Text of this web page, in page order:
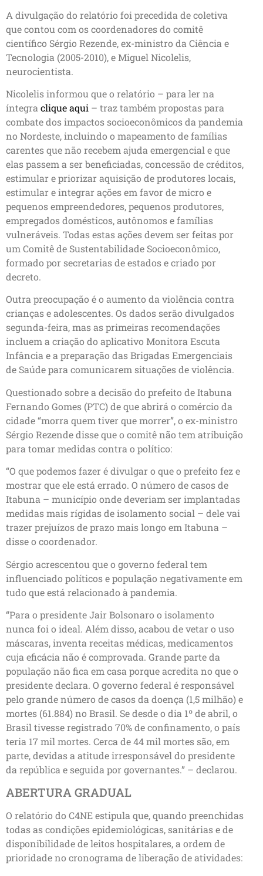
A divulgação do relatório foi precedida de coletiva
que contou com os coordenadores do comitê
científico Sérgio Rezende, ex-ministro da Ciência e
Tecnologia (2005-2010), e Miguel Nicolelis,
neurocientista.
Nicolelis informou que o relatório – para ler na
íntegra clique aqui – traz também propostas para
combate dos impactos socioeconômicos da pandemia
no Nordeste, incluindo o mapeamento de famílias
carentes que não recebem ajuda emergencial e que
elas passem a ser beneficiadas, concessão de créditos,
estimular e priorizar aquisição de produtores locais,
estimular e integrar ações em favor de micro e
pequenos empreendedores, pequenos produtores,
empregados domésticos, autônomos e famílias
vulneráveis. Todas estas ações devem ser feitas por
um Comitê de Sustentabilidade Socioeconômico,
formado por secretarias de estados e criado por
decreto.
Outra preocupação é o aumento da violência contra
crianças e adolescentes. Os dados serão divulgados
segunda-feira, mas as primeiras recomendações
incluem a criação do aplicativo Monitora Escuta
Infância e a preparação das Brigadas Emergenciais
de Saúde para comunicarem situações de violência.
Questionado sobre a decisão do prefeito de Itabuna
Fernando Gomes (PTC) de que abrirá o comércio da
cidade “morra quem tiver que morrer”, o ex-ministro
Sérgio Rezende disse que o comitê não tem atribuição
para tomar medidas contra o político:
“O que podemos fazer é divulgar o que o prefeito fez e
mostrar que ele está errado. O número de casos de
Itabuna – município onde deveriam ser implantadas
medidas mais rígidas de isolamento social – dele vai
trazer prejuízos de prazo mais longo em Itabuna –
disse o coordenador.
Sérgio acrescentou que o governo federal tem
influenciado políticos e população negativamente em
tudo que está relacionado à pandemia.
“Para o presidente Jair Bolsonaro o isolamento
nunca foi o ideal. Além disso, acabou de vetar o uso
máscaras, inventa receitas médicas, medicamentos
cuja eficácia não é comprovada. Grande parte da
população não fica em casa porque acredita no que o
presidente declara. O governo federal é responsável
pelo grande número de casos da doença (1,5 milhão) e
mortes (61.884) no Brasil. Se desde o dia 1º de abril, o
Brasil tivesse registrado 70% de confinamento, o país
teria 17 mil mortes. Cerca de 44 mil mortes são, em
parte, devidas a atitude irresponsável do presidente
da república e seguida por governantes.” – declarou.
ABERTURA GRADUAL
O relatório do C4NE estipula que, quando preenchidas
todas as condições epidemiológicas, sanitárias e de
disponibilidade de leitos hospitalares, a ordem de
prioridade no cronograma de liberação de atividades: